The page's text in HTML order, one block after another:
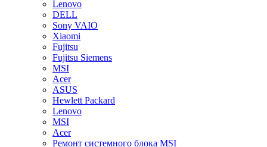
Lenovo
DELL
Sony VAIO
Xiaomi
Fujitsu
Fujitsu Siemens
MSI
Acer
ASUS
Hewlett Packard
Lenovo
MSI
Acer
Ремонт системного блока MSI